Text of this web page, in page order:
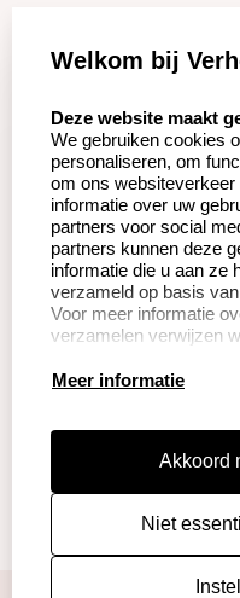
Zakelijk:
Betaling &
Verzending
Wederverkoper
worden
Instructie voor
Aanleverspecificaties
Safety Sheets
algemene
Welkom bij
Deze website maakt
We gebruiken cookies
personaliseren, om
om ons
informatie over uw
partners voor social
partners kunnen deze
informatie die u aan ze
verzameld op basis
Voor meer informatie
verzamelen verwijzen
Meer informatie
Akkoord
Niet